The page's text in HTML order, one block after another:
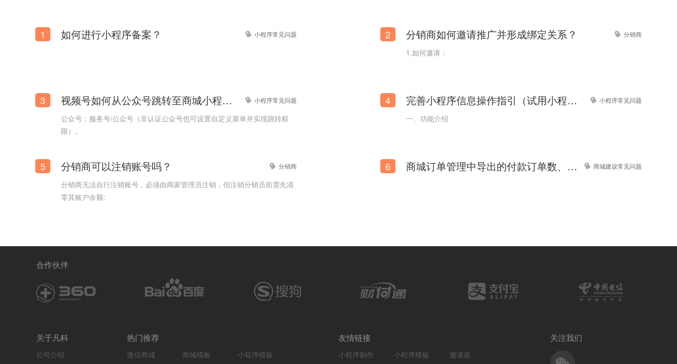
1 如何进行小程序备案？ 小程序常见问题 2 分销商如何邀请推广并形成绑定关系？ 分销商
1.如何邀请：
3 视频号如何从公众号跳转至商城小程序？ 小程序常见问题
公众号：服务号/公众号（非认证公众号也可设置自定义菜单并实现跳转权
限）。
4 完善小程序信息操作指引（试用小程序） 小程序常见问题
一、功能介绍
5 分销商可以注销账号吗？ 分销商
分销商无法自行注销账号，必须由商家管理员注销，但注销分销员前需先清
零其账户余额:
6 商城订单管理中导出的付款订单数、付款金额与数据统计的数据对不上，怎么处理？ 商城建设常见问题
合作伙伴
关于凡科
公司介绍
热门推荐
微信商城 商城模板 小程序模板
友情链接
小程序制作 小程序模板 邀请函
关注我们